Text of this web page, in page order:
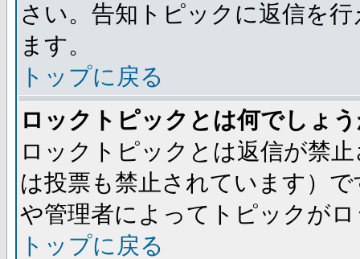
さい。告知トピックに返信を
ます。
トップに戻る
ロックトピックとは何でしょ
ロックトピックとは返信が禁
は投票も禁止されています）
や管理者によってトピックが
トップに戻る